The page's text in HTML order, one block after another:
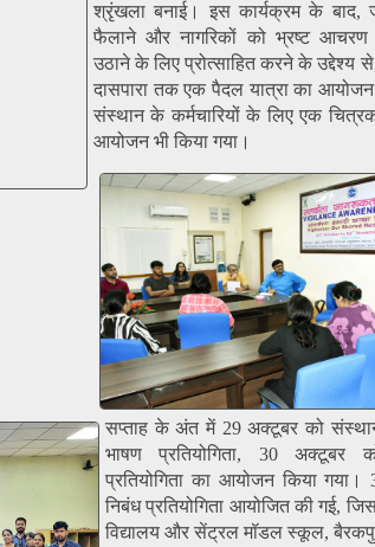
श्रृंखला बनाई। इस कार्यक्रम के बाद,
फैलाने और नागरिकों को भ्रष्ट
उठाने के लिए प्रोत्साहित करने के उद्देश्य
दासपारा तक एक पैदल यात्रा का आयोजन
संस्थान के कर्मचारियों के लिए एक
आयोजन भी किया गया।
सप्ताह के अंत में 29 अक्टूबर को
भाषण प्रतियोगिता, 30 अक्टूबर
प्रतियोगिता का आयोजन किया
निबंध प्रतियोगिता आयोजित की गई,
विद्यालय और सेंट्रल मॉडल स्कूल,